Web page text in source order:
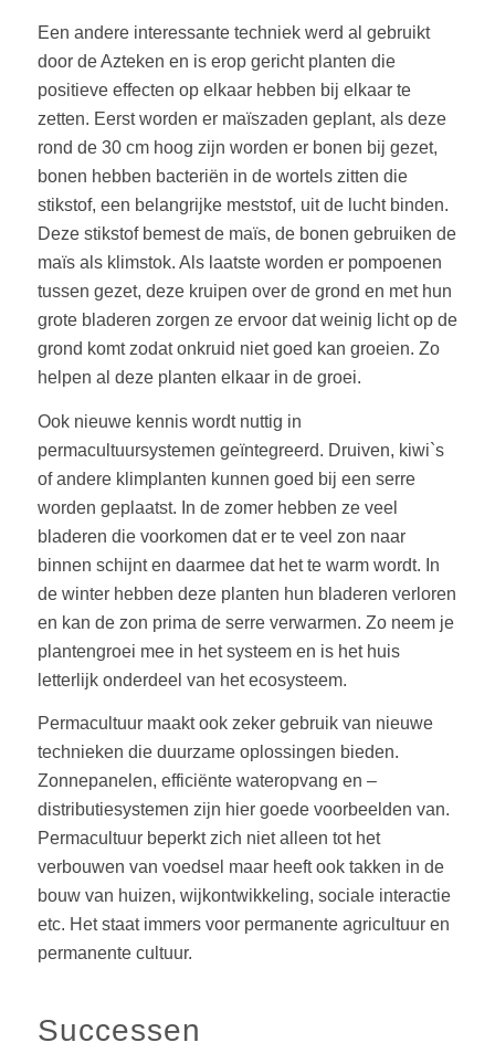
Een andere interessante techniek werd al gebruikt
door de Azteken en is erop gericht planten die
positieve effecten op elkaar hebben bij elkaar te
zetten. Eerst worden er maïszaden geplant, als deze
rond de 30 cm hoog zijn worden er bonen bij gezet,
bonen hebben bacteriën in de wortels zitten die
stikstof, een belangrijke meststof, uit de lucht binden.
Deze stikstof bemest de maïs, de bonen gebruiken de
maïs als klimstok. Als laatste worden er pompoenen
tussen gezet, deze kruipen over de grond en met hun
grote bladeren zorgen ze ervoor dat weinig licht op de
grond komt zodat onkruid niet goed kan groeien. Zo
helpen al deze planten elkaar in de groei.
Ook nieuwe kennis wordt nuttig in
permacultuursystemen geïntegreerd. Druiven, kiwi`s
of andere klimplanten kunnen goed bij een serre
worden geplaatst. In de zomer hebben ze veel
bladeren die voorkomen dat er te veel zon naar
binnen schijnt en daarmee dat het te warm wordt. In
de winter hebben deze planten hun bladeren verloren
en kan de zon prima de serre verwarmen. Zo neem je
plantengroei mee in het systeem en is het huis
letterlijk onderdeel van het ecosysteem.
Permacultuur maakt ook zeker gebruik van nieuwe
technieken die duurzame oplossingen bieden.
Zonnepanelen, efficiënte wateropvang en –
distributiesystemen zijn hier goede voorbeelden van.
Permacultuur beperkt zich niet alleen tot het
verbouwen van voedsel maar heeft ook takken in de
bouw van huizen, wijkontwikkeling, sociale interactie
etc. Het staat immers voor permanente agricultuur en
permanente cultuur.
Successen